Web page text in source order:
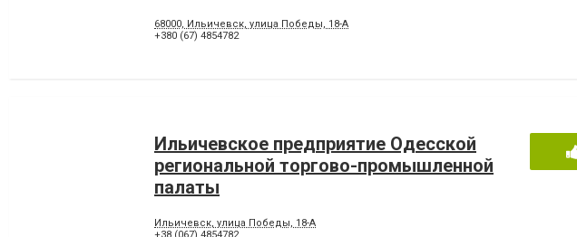
68000, Ильичевск, улица Победы, 18-А
+380 (67) 4854782
Ильичевское предприятие Одесской
региональной торгово-промышленной
палаты
Ильичевск, улица Победы, 18-А